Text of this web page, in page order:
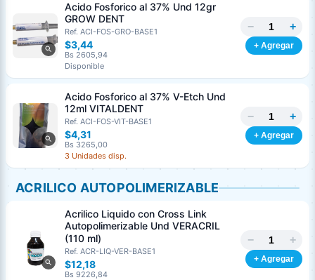
Acido Fosforico al 37% Und 12gr
GROW DENT
Ref. ACI-FOS-GRO-BASE1
$3,44
Bs 2605,94
Disponible
− +
+ Agregar
Acido Fosforico al 37% V-Etch Und
12ml VITALDENT
Ref. ACI-FOS-VIT-BASE1
$4,31
Bs 3265,00
3 Unidades disp.
− +
+ Agregar
ACRILICO AUTOPOLIMERIZABLE
Acrilico Liquido con Cross Link
Autopolimerizable Und VERACRIL
(110 ml)
Ref. ACR-LIQ-VER-BASE1
$12,18
Bs 9226,84
− +
+ Agregar